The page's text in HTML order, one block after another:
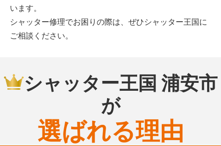
います。
シャッター修理でお困りの際は、ぜひシャッター王国に
ご相談ください。
シャッター王国 浦安市
が
選ばれる理由